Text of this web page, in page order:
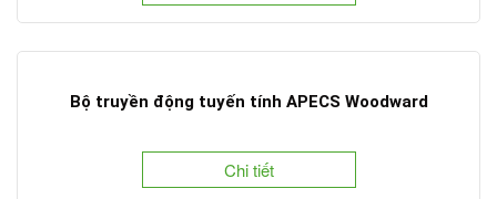
Bộ truyền động tuyến tính APECS Woodward
Chi tiết